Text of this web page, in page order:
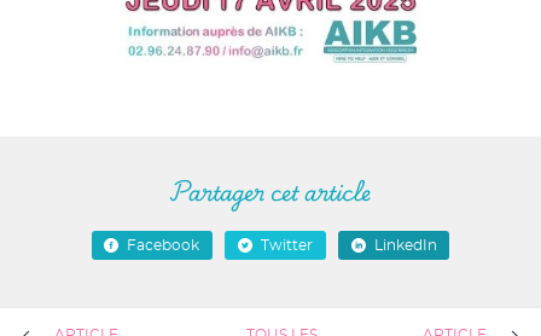
Partager cet article
Facebook Twitter LinkedIn